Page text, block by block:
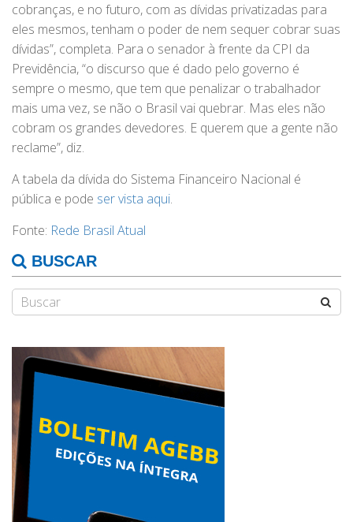
cobranças, e no futuro, com as dívidas privatizadas para
eles mesmos, tenham o poder de nem sequer cobrar suas
dívidas”, completa. Para o senador à frente da CPI da
Previdência, “o discurso que é dado pelo governo é
sempre o mesmo, que tem que penalizar o trabalhador
mais uma vez, se não o Brasil vai quebrar. Mas eles não
cobram os grandes devedores. E querem que a gente não
reclame”, diz.
A tabela da dívida do Sistema Financeiro Nacional é
pública e pode ser vista aqui.
Fonte: Rede Brasil Atual
BUSCAR